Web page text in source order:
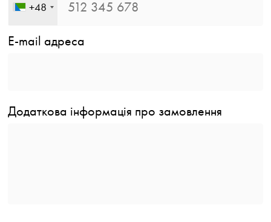
+48
E-mail адреса
Додаткова інформація про замовлення